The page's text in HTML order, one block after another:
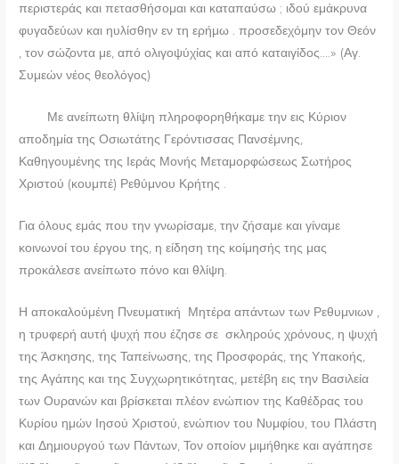
περιστεράς και πετασθήσομαι και καταπαύσω ; ιδού εμάκρυνα
φυγαδεύων και ηυλίσθην εν τη ερήμω . προσεδεχόμην τον Θεόν
, τον σώζοντα με, από ολιγοψύχίας και από καταιγίδος….» (Αγ.
Συμεών νέος θεολόγος)
Με ανείπωτη θλίψη πληροφορηθήκαμε την εις Κύριον
αποδημία της Οσιωτάτης Γερόντισσας Πανσέμνης,
Καθηγουμένης της Ιεράς Μονής Μεταμορφώσεως Σωτήρος
Χριστού (κουμπέ) Ρεθύμνου Κρήτης .
Για όλους εμάς που την γνωρίσαμε, την ζήσαμε και γίναμε
κοινωνοί του έργου της, η είδηση της κοίμησής της μας
προκάλεσε ανείπωτο πόνο και θλίψη.
Η αποκαλούμένη Πνευματική Μητέρα απάντων των Ρεθυμνιων ,
η τρυφερή αυτή ψυχή που έζησε σε σκληρούς χρόνους, η ψυχή
της Άσκησης, της Ταπείνωσης, της Προσφοράς, της Υπακοής,
της Αγάπης και της Συγχωρητικότητας, μετέβη εις την Βασιλεία
των Ουρανών και βρίσκεται πλέον ενώπιον της Καθέδρας του
Κυρίου ημών Ιησού Χριστού, ενώπιον του Νυμφίου, του Πλάστη
και Δημιουργού των Πάντων, Τον οποίον μιμήθηκε και αγάπησε